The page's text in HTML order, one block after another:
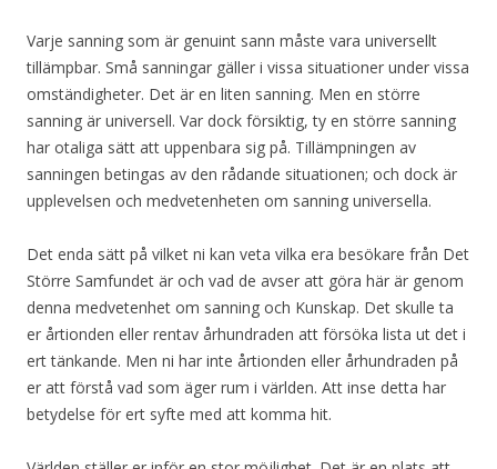
Varje sanning som är genuint sann måste vara universellt
tillämpbar. Små sanningar gäller i vissa situationer under vissa
omständigheter. Det är en liten sanning. Men en större
sanning är universell. Var dock försiktig, ty en större sanning
har otaliga sätt att uppenbara sig på. Tillämpningen av
sanningen betingas av den rådande situationen; och dock är
upplevelsen och medvetenheten om sanning universella.
Det enda sätt på vilket ni kan veta vilka era besökare från Det
Större Samfundet är och vad de avser att göra här är genom
denna medvetenhet om sanning och Kunskap. Det skulle ta
er årtionden eller rentav århundraden att försöka lista ut det i
ert tänkande. Men ni har inte årtionden eller århundraden på
er att förstå vad som äger rum i världen. Att inse detta har
betydelse för ert syfte med att komma hit.